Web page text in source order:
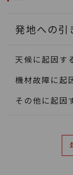
発地への引
天候に起因す
機材故障に起
その他に起因